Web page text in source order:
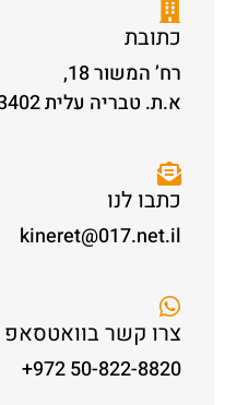
כתובת​
רח’ המשור 18,
א.ת. טבריה עלית 1413402
כתבו לנו
kineret@017.net.il
צרו קשר בוואטסאפ